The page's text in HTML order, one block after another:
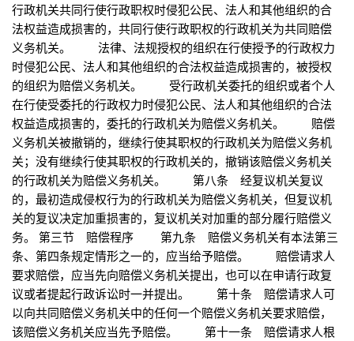
行政机关共同行使行政职权时侵犯公民、法人和其他组织的合
法权益造成损害的，共同行使行政职权的行政机关为共同赔偿
义务机关。 法律、法规授权的组织在行使授予的行政权力
时侵犯公民、法人和其他组织的合法权益造成损害的，被授权
的组织为赔偿义务机关。 受行政机关委托的组织或者个人
在行使受委托的行政权力时侵犯公民、法人和其他组织的合法
权益造成损害的，委托的行政机关为赔偿义务机关。 赔偿
义务机关被撤销的，继续行使其职权的行政机关为赔偿义务机
关；没有继续行使其职权的行政机关的，撤销该赔偿义务机关
的行政机关为赔偿义务机关。 第八条 经复议机关复议
的，最初造成侵权行为的行政机关为赔偿义务机关，但复议机
关的复议决定加重损害的，复议机关对加重的部分履行赔偿义
务。 第三节 赔偿程序 第九条 赔偿义务机关有本法第三
条、第四条规定情形之一的，应当给予赔偿。 赔偿请求人
要求赔偿，应当先向赔偿义务机关提出，也可以在申请行政复
议或者提起行政诉讼时一并提出。 第十条 赔偿请求人可
以向共同赔偿义务机关中的任何一个赔偿义务机关要求赔偿，
该赔偿义务机关应当先予赔偿。 第十一条 赔偿请求人根